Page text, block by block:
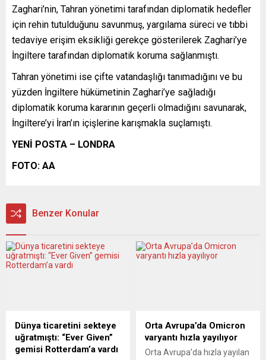
Zaghari’nin, Tahran yönetimi tarafından diplomatik hedefler
için rehin tutulduğunu savunmuş, yargılama süreci ve tıbbi
tedaviye erişim eksikliği gerekçe gösterilerek Zaghari’ye
İngiltere tarafından diplomatik koruma sağlanmıştı.
Tahran yönetimi ise çifte vatandaşlığı tanımadığını ve bu
yüzden İngiltere hükümetinin Zaghari’ye sağladığı
diplomatik koruma kararının geçerli olmadığını savunarak,
İngiltere’yi İran’ın içişlerine karışmakla suçlamıştı.
YENİ POSTA – LONDRA
FOTO: AA
Benzer Konular
Dünya ticaretini sekteye
uğratmıştı: “Ever Given”
gemisi Rotterdam’a vardı
Orta Avrupa’da Omicron
varyantı hızla yayılıyor
Orta Avrupa’da hızla yayılan